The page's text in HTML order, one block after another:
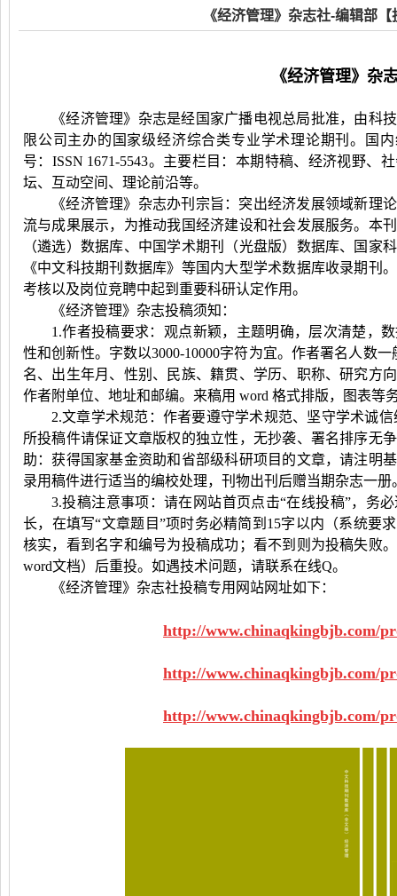
《经济管理》杂志社-编辑部
《经济管理》杂
《经济管理》杂志是经国家广播电视总局批准，由科
限公司主办的国家级经济综合类专业学术理论期刊。国
号： ISSN 1671-5543。主要栏目：本期特稿、经济视野、
坛、互动空间、理论前沿等。
《经济管理》杂志办刊宗旨：突出经济发展领域新理
流与成果展示，为推动我国经济建设和社会发展服务。本
（遴选）数据库、中国学术期刊（光盘版）数据库、国家
《中文科技期刊数据库》等国内大型学术数据库收录期刊
考核以及岗位竞聘中起到重要科研认定作用。
《经济管理》杂志投稿须知：
1.作者投稿要求：观点新颖，主题明确，层次清楚，
性和创新性。字数以3000-10000字符为宜。作者署名人数一
名、出生年月、性别、民族、籍贯、学历、职称、研究方
作者附单位、地址和邮编。来稿用 word 格式排版，图表等
2.文章学术规范：作者要遵守学术规范、坚守学术诚
所投稿件请保证文章版权的独立性，无抄袭、署名排序无
助：获得国家基金资助和省部级科研项目的文章，请注明
录用稿件进行适当的编校处理，刊物出刊后赠当期杂志一册
3.投稿注意事项：请在网站首页点击“在线投稿”，务
长，在填写“文章题目”项时务必精简到 15字以内（系统要
核实，看到名字和编号为投稿成功；看不到则为投稿失败
word文档）后重投。如遇技术问题，请联系在线Q。
《经济管理》杂志社投稿专用网站网址如下：
http://www.chinaqkingbjb.com/
http://www.chinaqkingbjb.com/
http://www.chinaqkingbjb.com/